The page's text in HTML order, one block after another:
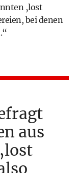
‚lost
bei denen
aus